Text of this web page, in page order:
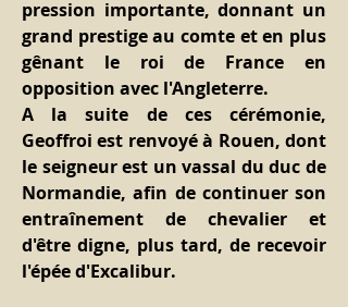
pression importante, donnant un
grand prestige au comte et en plus
gênant le roi de France en
opposition avec l'Angleterre.
A la suite de ces cérémonie,
Geoffroi est renvoyé à Rouen, dont
le seigneur est un vassal du duc de
Normandie, afin de continuer son
entraînement de chevalier et
d'être digne, plus tard, de recevoir
l'épée d'Excalibur.